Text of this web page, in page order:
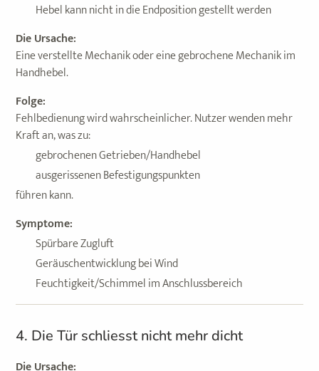
Hebel kann nicht in die Endposition gestellt werden
Die Ursache:
Eine verstellte Mechanik oder eine gebrochene Mechanik im
Handhebel.
Folge:
Fehlbedienung wird wahrscheinlicher. Nutzer wenden mehr
Kraft an, was zu:
gebrochenen Getrieben/Handhebel
ausgerissenen Befestigungspunkten
führen kann.
Symptome:
Spürbare Zugluft
Geräuschentwicklung bei Wind
Feuchtigkeit/Schimmel im Anschlussbereich
4. Die Tür schliesst nicht mehr dicht
Die Ursache: